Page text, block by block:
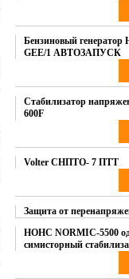
Купить
Бензиновый генератор
GEE/1 АВТОЗАПУСК
Купить
Стабилизатор
600F
Купить
Volter СНПТО- 7 ПТТ
Купить
Защита от
НОНС NORMIC-5500
симисторный